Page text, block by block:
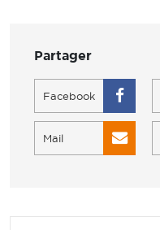
Partager
Facebook
Mail